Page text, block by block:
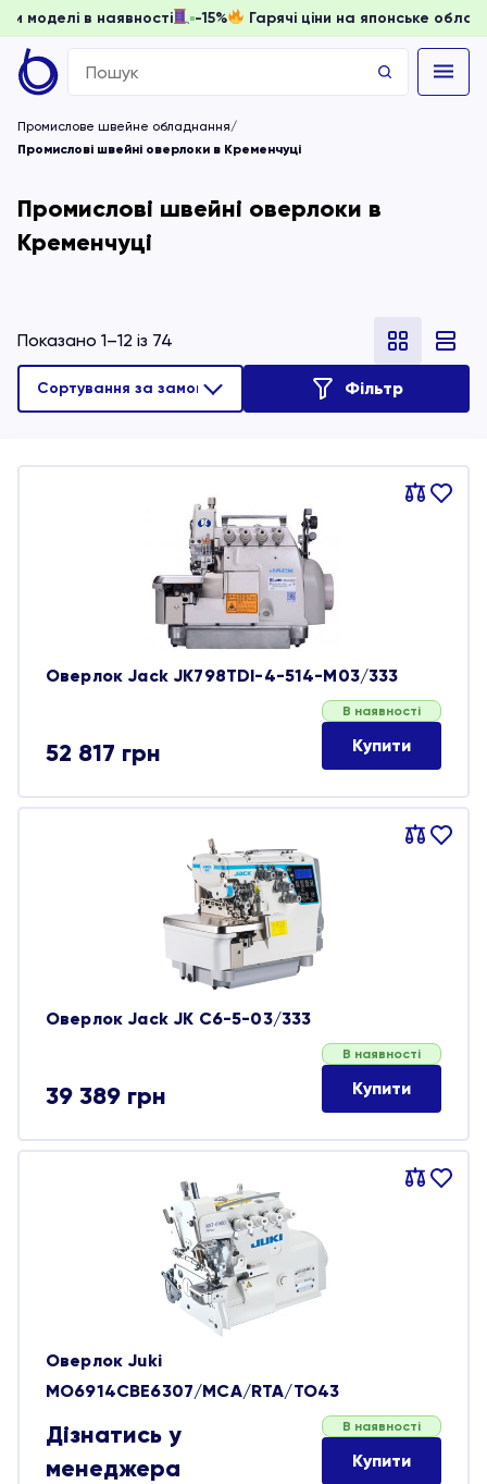
доки моделі в наявності -15% Гарячі ціни на
Search
for:
Промислове швейне обладнання
Промислові швейні оверлоки в Кременчуці
Промислові швейні оверлоки в
Кременчуці
Показано 1–12 із 74
Фільтр
Порівняти
В
Оверлок Jack JK798TDI-4-514-M03/333
52 817 грн
В наявності
Купити
Порівняти
В
Оверлок Jack JK C6-5-03/333
39 389 грн
В наявності
Купити
Порівняти
В
Оверлок Juki
MO6914CBE6307/MCA/RTA/TO43
Дізнатись у
менеджера
В наявності
Купити